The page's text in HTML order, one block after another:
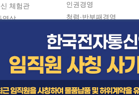
체험관
영상
인권경영
청렴·반부패경영
청렴포털 신고
수의계약 현황